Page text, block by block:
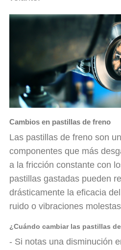
Cambios en pastillas de freno
Las pastillas de freno son
componentes que más
a la fricción constante con
pastillas gastadas pueden
drásticamente la eficacia
ruido o vibraciones
¿Cuándo cambiar las pastillas
- Si notas una disminución